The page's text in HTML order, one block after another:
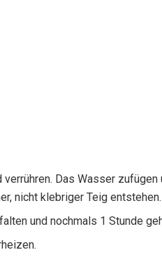
Das Wasser
nicht klebriger Teig entstehen.
und nochmals 1 Stunde